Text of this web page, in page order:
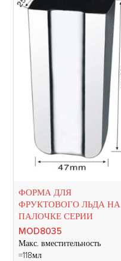
ФОРМА ДЛЯ
ФРУКТОВОГО ЛЬДА НА
ПАЛОЧКЕ СЕРИИ
MOD8035
Макс. вместительность
=118мл